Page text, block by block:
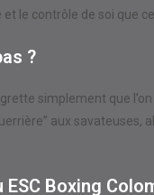
et le contrôle de soi que
?
simplement que
aux
Boxing